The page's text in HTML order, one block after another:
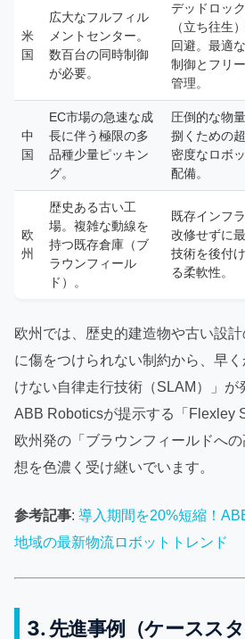
米
国
広大なフルフィル
メントセンター。
数百台の同時制御
が必要。
デッドロック
（立ち往生
回避。最適
制御とフリ
管理。
中
国
EC市場の急速な成
長に伴う極限の多
品種少量ピッキン
グ。
圧倒的な物
捌くための
密度なロボ
配備。
欧
州
歴史ある古い工
場。複雑な動線を
持つ既存倉庫（ブ
ラウンフィール
ド）。
既存インフ
改修せずに
技術を後付
る柔軟性。
欧州では、歴史的建造物や古い設
に傷をつけられない制約から、早
けない自律走行技術（SLAM）」が
ABB Roboticsが提示する「Flexley
欧州発の「ブラウンフィールドへ
想を色濃く受け継いでいます。
参考記事: 導入期間を20%短縮！
地域の最新物流ロボットトレンド
3. 先進事例（ケースス